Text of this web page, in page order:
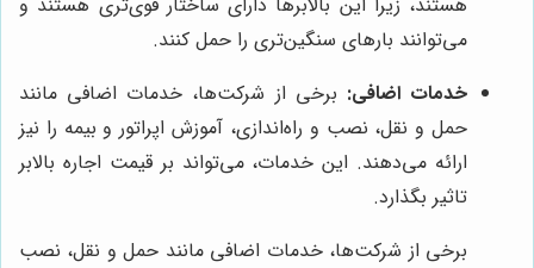
می‌توانند بارهای سنگین‌تری را حمل کنند.
خدمات اضافی: برخی از شرکت‌ها، خدمات اضافی مانند
حمل و نقل، نصب و راه‌اندازی، آموزش اپراتور و بیمه را نیز
ارائه می‌دهند. این خدمات، می‌تواند بر قیمت اجاره بالابر
تاثیر بگذارد.
برخی از شرکت‌ها، خدمات اضافی مانند حمل و نقل، نصب